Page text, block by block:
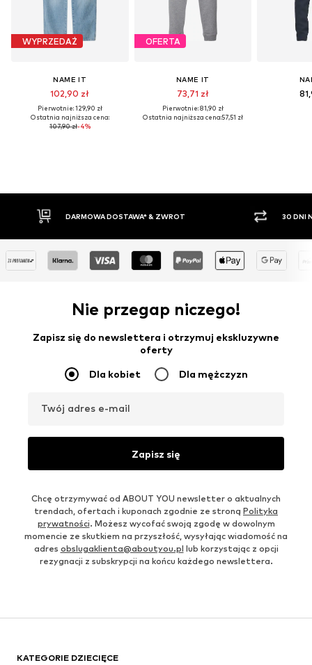
WYPRZEDAŻ
NAME IT
102,90 zł
Pierwotnie: 129,90 zł
Ostatnia najniższa cena:
107,90 zł-4%
OFERTA
NAME IT
73,71 zł
Pierwotnie: 81,90 zł
Ostatnia najniższa cena:57,51 zł
DARMOWA DOSTAWA* & ZWROT 30 DNI
Nie przegap niczego!
Zapisz się do newslettera i otrzymuj ekskluzywne
oferty
Dla kobiet Dla mężczyzn
Twój adres e-mail
Zapisz się
Chcę otrzymywać od ABOUT YOU newsletter o aktualnych
trendach, ofertach i kuponach zgodnie ze stroną Polityka
prywatności. Możesz wycofać swoją zgodę w dowolnym
momencie ze skutkiem na przyszłość, wysyłając wiadomość na
adres obslugaklienta@aboutyou.pl lub korzystając z opcji
rezygnacji z subskrypcji na końcu każdego newslettera.
KATEGORIE DZIECIĘCE